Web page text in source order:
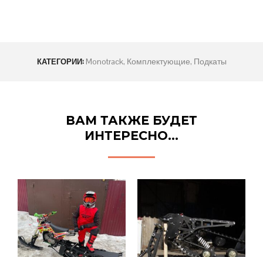
КАТЕГОРИИ: Monotrack, Комплектующие, Подкаты
ВАМ ТАКЖЕ БУДЕТ
ИНТЕРЕСНО…